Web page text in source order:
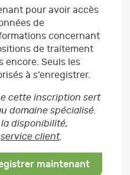
pour avoir accès
de
concernant
de traitement
encore. Seuls les
à s’enregistrer.
cette inscription sert
domaine spécialisé.
disponibilité,
service client.
maintenant